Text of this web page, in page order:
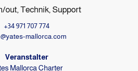
out, Technik, Support
+34 971 707 774
mallorca.com
Veranstalter
Mallorca Charter